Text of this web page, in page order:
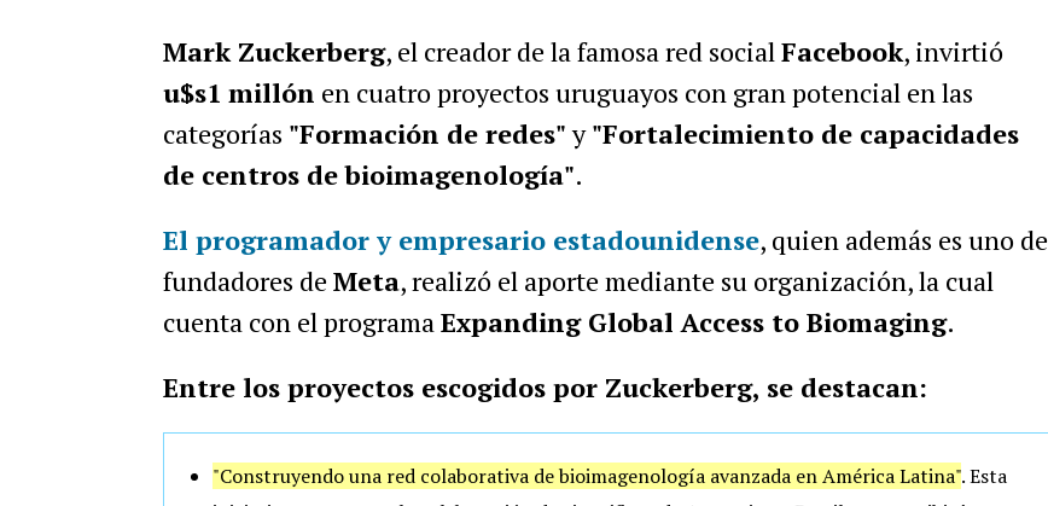
Mark Zuckerberg, el creador de la famosa red socialFacebook, invirtió
u$s1 millón en cuatro proyectos uruguayos con gran potencial en las
categorías "Formación de redes"y"Fortalecimiento de capacidades
de centros de bioimagenología".
El programador y empresario estadounidense, quien además es uno de
fundadores de Meta, realizó el aporte mediante su organización, la cual
cuenta con el programaExpanding Global Access to Biomaging.
Entre los proyectos escogidos por Zuckerberg, se destacan:
"Construyendo una red colaborativa de bioimagenología avanzada en América Latina". Esta